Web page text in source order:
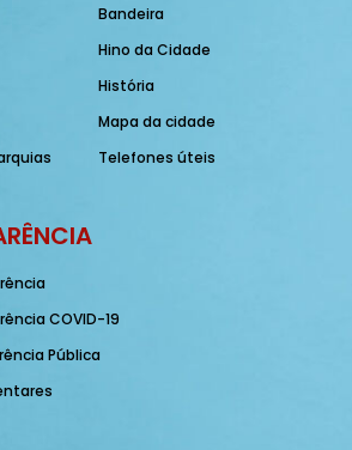
Bandeira
Hino da Cidade
História
Mapa da cidade
Telefones úteis
COVID-19
Pública